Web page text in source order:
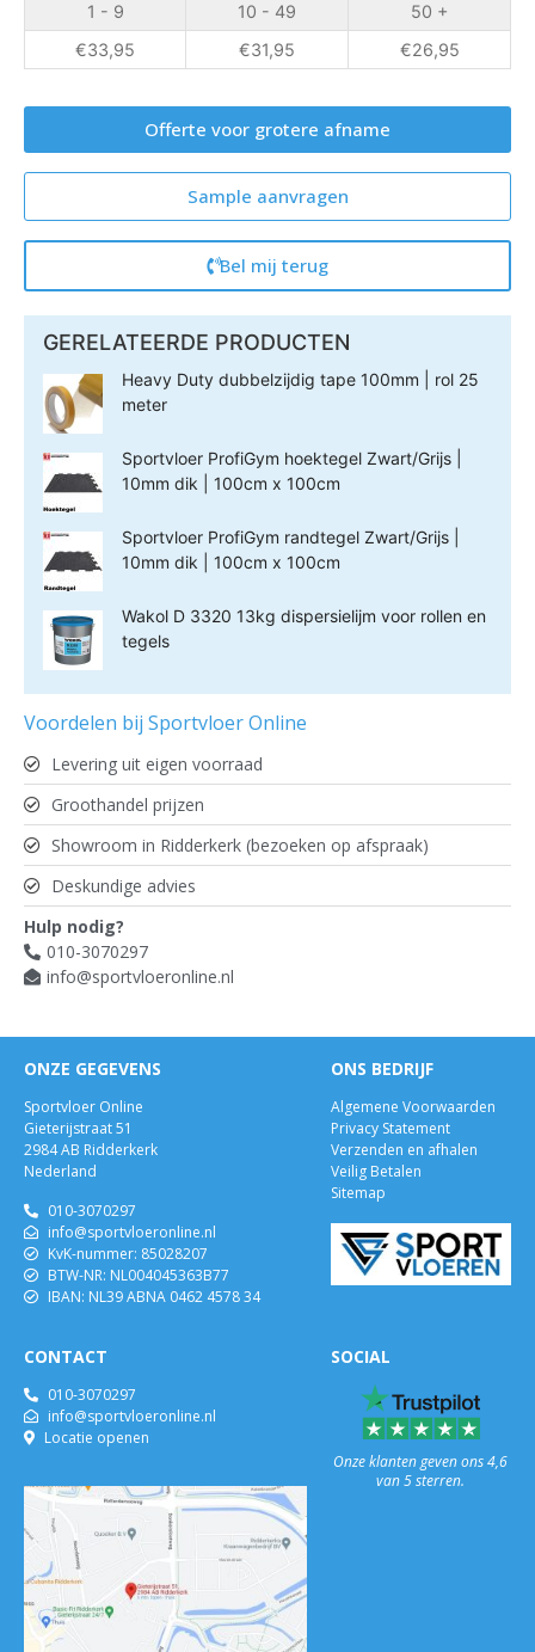
1 - 9 10 - 49
50 +
€33,95 €31,95 €26,95
Offerte voor grotere afname
Sample aanvragen
Bel mij terug
GERELATEERDE PRODUCTEN
Heavy Duty dubbelzijdig tape 100mm | rol 25
meter
Sportvloer ProfiGym hoektegel Zwart/Grijs |
10mm dik | 100cm x 100cm
Sportvloer ProfiGym randtegel Zwart/Grijs |
10mm dik | 100cm x 100cm
Wakol D 3320 13kg dispersielijm voor rollen en
tegels
Voordelen bij Sportvloer Online
Levering uit eigen voorraad
Groothandel prijzen
Showroom in Ridderkerk (bezoeken op afspraak)
Deskundige advies
Hulp nodig?
010-3070297
info@sportvloeronline.nl
ONZE GEGEVENS
Sportvloer Online
Gieterijstraat 51
2984 AB Ridderkerk
Nederland
010-3070297
info@sportvloeronline.nl
KvK-nummer: 85028207
BTW-NR: NL004045363B77
IBAN: NL39 ABNA 0462 4578 34
ONS BEDRIJF
Algemene Voorwaarden
Privacy Statement
Verzenden en afhalen
Veilig Betalen
Sitemap
CONTACT
010-3070297
info@sportvloeronline.nl
Locatie openen
SOCIAL
Onze klanten geven ons 4,6
van 5 sterren.